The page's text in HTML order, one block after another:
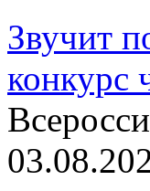
Звучит
конкурс